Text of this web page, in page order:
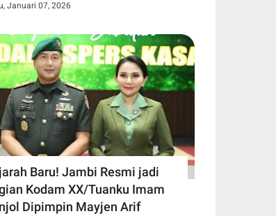
Januari 07, 2026
Baru! Jambi Resmi jadi
Kodam XX/Tuanku Imam
Dipimpin Mayjen Arif